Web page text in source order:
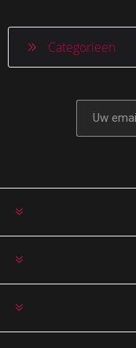
Categorieen